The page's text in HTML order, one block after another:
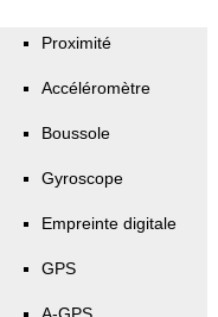
Proximité
Accéléromètre
Boussole
Gyroscope
Empreinte digitale
GPS